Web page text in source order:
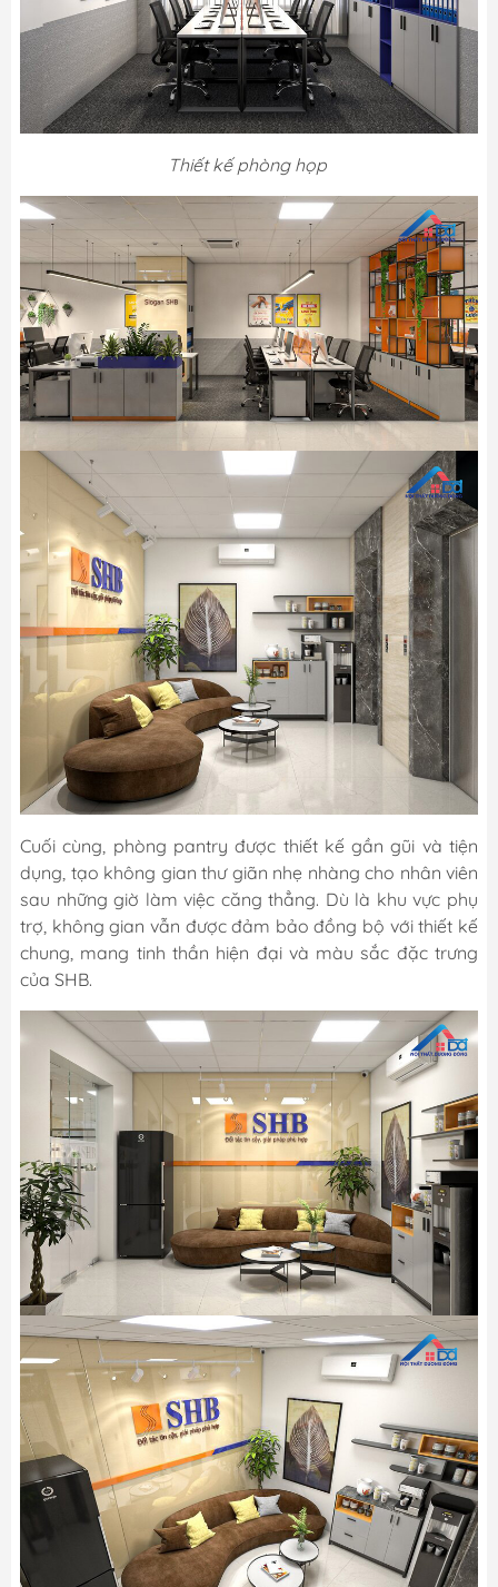
Thiết kế phòng họp
Cuối cùng, phòng pantry được thiết kế gần gũi và tiện
dụng, tạo không gian thư giãn nhẹ nhàng cho nhân viên
sau những giờ làm việc căng thẳng. Dù là khu vực phụ
trợ, không gian vẫn được đảm bảo đồng bộ với thiết kế
chung, mang tinh thần hiện đại và màu sắc đặc trưng
của SHB.